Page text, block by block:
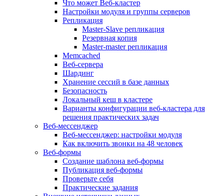
Что может Веб-кластер
Настройки модуля и группы серверов
Репликация
Master-Slave репликация
Резервная копия
Master-master репликация
Memcached
Веб-сервера
Шардинг
Хранение сессий в базе данных
Безопасность
Локальный кеш в кластере
Варианты конфигурации веб-кластера для
решения практических задач
Веб-мессенджер
Веб-мессенджер: настройки модуля
Как включить звонки на 48 человек
Веб-формы
Создание шаблона веб-формы
Публикация веб-формы
Проверьте себя
Практические задания